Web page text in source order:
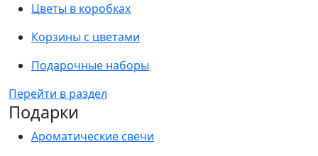
Цветы в коробках
Корзины с цветами
Подарочные наборы
Перейти в раздел
Подарки
Ароматические свечи